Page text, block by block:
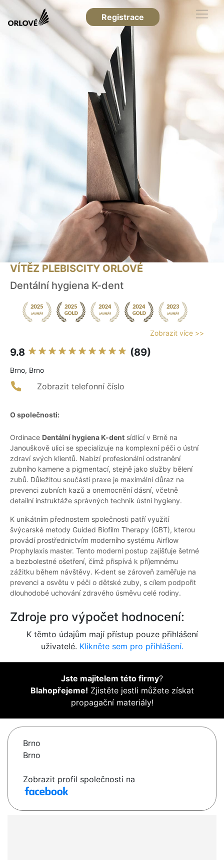
Registrace
VÍTĚZ PLEBISCITY ORLOVÉ
Dentální hygiena K-dent
Zobrazit více >>
9.8 (89)
Brno, Brno
Zobrazit telefonní číslo
O společnosti:
Ordinace Dentální hygiena K-dent sídlící v Brně na
Janouškově ulici se specializuje na komplexní péči o ústní
zdraví svých klientů. Nabízí profesionální odstranění
zubního kamene a pigmentací, stejně jako služby bělení
zubů. Důležitou součástí praxe je maximální důraz na
prevenci zubních kazů a onemocnění dásní, včetně
detailní instruktáže správných technik ústní hygieny.
K unikátním přednostem společnosti patří využití
švýcarské metody Guided Biofilm Therapy (GBT), kterou
provádí prostřednictvím moderního systému Airflow
Prophylaxis master. Tento moderní postup zajišťuje šetrné
a bezbolestné ošetření, čímž přispívá k příjemnému
zážitku během návštěvy. K-dent se zároveň zaměřuje na
prevenci a osvětu v péči o dětské zuby, s cílem podpořit
dlouhodobé uchování zdravého úsměvu celé rodiny.
Zdroje pro výpočet hodnocení:
K těmto údajům mají přístup pouze přihlášení
uživatelé. Klikněte sem pro přihlášení.
Jste majitelem této firmy?
Blahopřejeme! Zjistěte jestli můžete získat
propagační materiály!
Brno
Brno
Zobrazit profil společnosti na